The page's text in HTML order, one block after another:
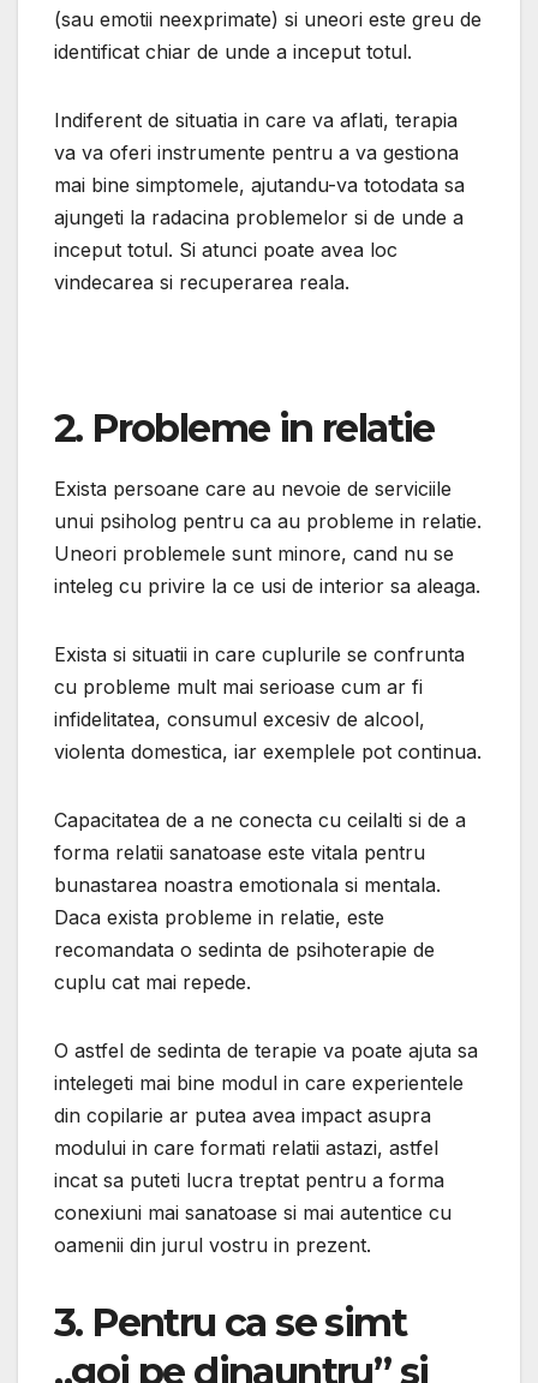
(sau emotii neexprimate) si uneori este greu de
identificat chiar de unde a inceput totul.
Indiferent de situatia in care va aflati, terapia
va va oferi instrumente pentru a va gestiona
mai bine simptomele, ajutandu-va totodata sa
ajungeti la radacina problemelor si de unde a
inceput totul. Si atunci poate avea loc
vindecarea si recuperarea reala.
2. Probleme in relatie
Exista persoane care au nevoie de serviciile
unui psiholog pentru ca au probleme in relatie.
Uneori problemele sunt minore, cand nu se
inteleg cu privire la ce usi de interior sa aleaga.
Exista si situatii in care cuplurile se confrunta
cu probleme mult mai serioase cum ar fi
infidelitatea, consumul excesiv de alcool,
violenta domestica, iar exemplele pot continua.
Capacitatea de a ne conecta cu ceilalti si de a
forma relatii sanatoase este vitala pentru
bunastarea noastra emotionala si mentala.
Daca exista probleme in relatie, este
recomandata o sedinta de psihoterapie de
cuplu cat mai repede.
O astfel de sedinta de terapie va poate ajuta sa
intelegeti mai bine modul in care experientele
din copilarie ar putea avea impact asupra
modului in care formati relatii astazi, astfel
incat sa puteti lucra treptat pentru a forma
conexiuni mai sanatoase si mai autentice cu
oamenii din jurul vostru in prezent.
3. Pentru ca se simt
„goi pe dinauntru” si